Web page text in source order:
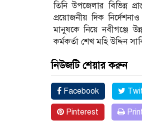
তিনি উপজেলার বিভিন্ন
প্রয়োজনীয় দিক
মানুষকে নিয়ে নবীগঞ্জে
কর্মকর্তা শেখ মহি উদ্দিন
নিউজটি শেয়ার করুন
Facebook
Pinterest